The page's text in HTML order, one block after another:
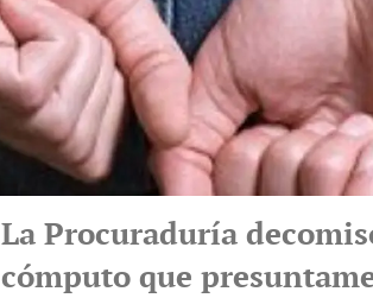
La Procuraduría
cómputo que